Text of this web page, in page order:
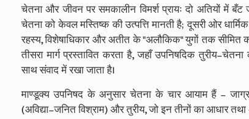
चेतना और जीवन पर समकालीन विमर्श प्रायः दो अतियों में
चेतना को केवल मस्तिष्क की उत्पत्ति मानती है; दूसरी ओर
रहस्य, विशेषाधिकार और अतीत के "अलौकिक" युगों तक सीमित
तीसरा मार्ग प्रस्तावित करता है, जहाँ उपनिषदिक
साथ संवाद में रखा जाता है।
माण्डूक्य उपनिषद के अनुसार चेतना के चार आयाम हैं –
(अविद्या–जनित विश्राम) और तुरीय, जो इन तीनों का आधार